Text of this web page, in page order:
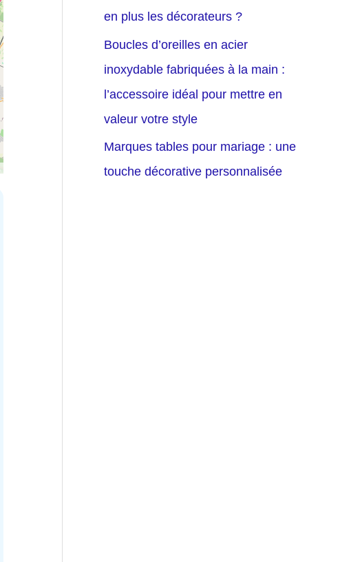
en plus les décorateurs ?
Boucles d’oreilles en acier
inoxydable fabriquées à la main :
l’accessoire idéal pour mettre en
valeur votre style
Marques tables pour mariage : une
touche décorative personnalisée